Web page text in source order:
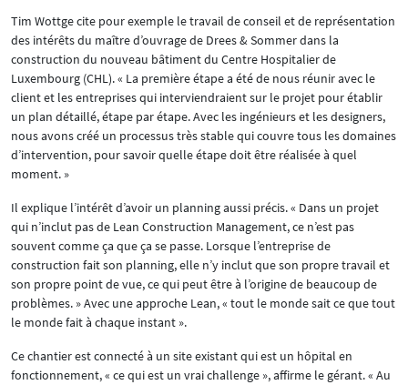
Tim Wottge cite pour exemple le travail de conseil et de représentation
des intérêts du maître d’ouvrage de Drees & Sommer dans la
construction du nouveau bâtiment du Centre Hospitalier de
Luxembourg (CHL). « La première étape a été de nous réunir avec le
client et les entreprises qui interviendraient sur le projet pour établir
un plan détaillé, étape par étape. Avec les ingénieurs et les designers,
nous avons créé un processus très stable qui couvre tous les domaines
d’intervention, pour savoir quelle étape doit être réalisée à quel
moment. »
Il explique l’intérêt d’avoir un planning aussi précis. « Dans un projet
qui n’inclut pas de Lean Construction Management, ce n’est pas
souvent comme ça que ça se passe. Lorsque l’entreprise de
construction fait son planning, elle n’y inclut que son propre travail et
son propre point de vue, ce qui peut être à l’origine de beaucoup de
problèmes. » Avec une approche Lean, « tout le monde sait ce que tout
le monde fait à chaque instant ».
Ce chantier est connecté à un site existant qui est un hôpital en
fonctionnement, « ce qui est un vrai challenge », affirme le gérant. « Au